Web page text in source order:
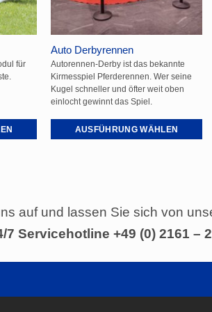
der
Produktseite
gewählt
werden
für
Auto Derbyrennen
Autorennen-Derby ist das bekannte
Kirmesspiel Pferderennen. Wer seine
Kugel schneller und öfter weit oben
einlocht gewinnt das Spiel.
AUSFÜHRUNG WÄHLEN
Varianten
auf.
auf und lassen Sie sich von
7 Servicehotline +49 (0) 2161 –